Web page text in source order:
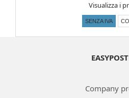
Visualizza i
SENZA IVA
Company